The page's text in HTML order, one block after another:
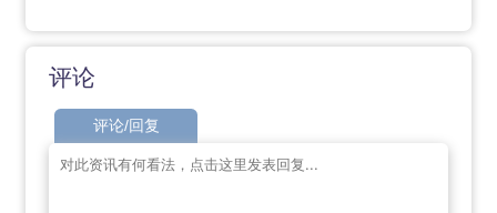
评论
评论/回复